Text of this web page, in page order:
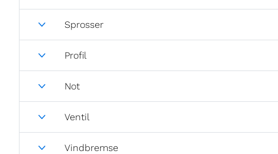
Sprosser
Profil
Not
Ventil
Vindbremse